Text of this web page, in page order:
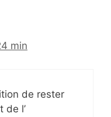
min
de rester
de l’